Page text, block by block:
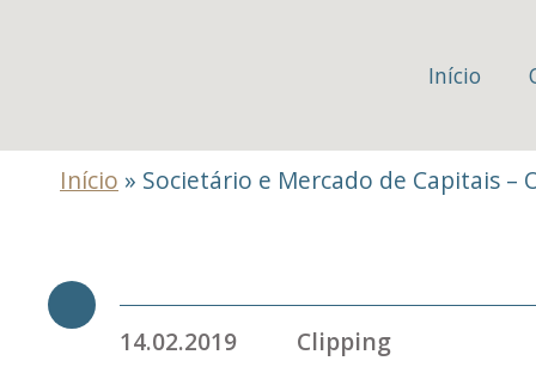
Início
Início » Societário e Mercado de Capitais –
14.02.2019 Clipping